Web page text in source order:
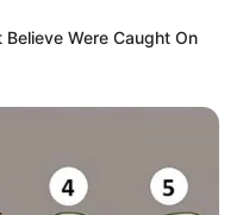
Were Caught On